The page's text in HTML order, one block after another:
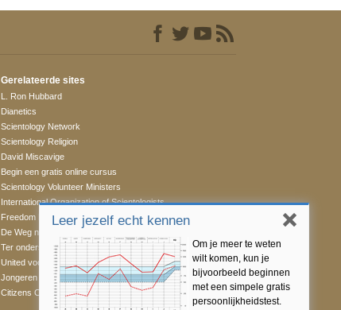
Leer jezelf echt kennen
Om je meer te weten
wilt komen, kun je
bijvoorbeeld beginnen
met een simpele gratis
persoonlijkheidstest.
Gerelateerde sites
L. Ron Hubbard
Dianetics
Scientology Network
Scientology Religion
David Miscavige
Begin een gratis online cursus
Scientology Volunteer Ministers
International Organization of Scientologists
Freedom Magazine
De Weg naar een Gelukkig Leven
Ter ondersteuning van een Drugsvrije Wereld
United voor Mensenrechten
Jongeren voor Mensenrechten
Citizens Commission for Human Rights